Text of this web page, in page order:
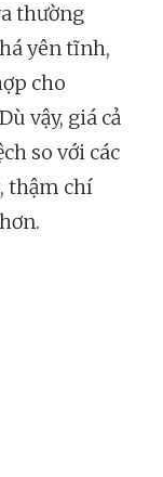
thường
yên tĩnh,
cho
vậy, giá cả
so với các
thậm chí